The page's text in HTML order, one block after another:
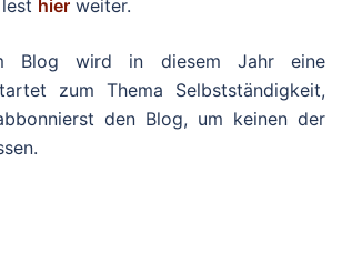
hier weiter.
Blog wird in diesem Jahr eine
zum Thema Selbstständigkeit,
den Blog, um keinen der